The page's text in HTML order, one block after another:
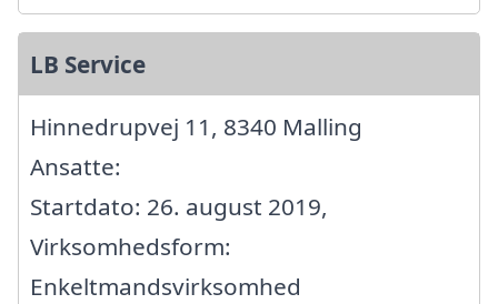
LB Service
Hinnedrupvej 11, 8340 Malling
Ansatte:
Startdato: 26. august 2019,
Virksomhedsform:
Enkeltmandsvirksomhed